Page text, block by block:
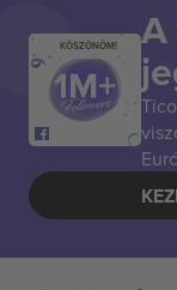
KÖSZÖNÖM!